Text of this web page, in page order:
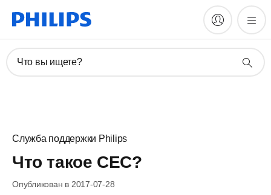
Что вы ищете?
Служба поддержки Philips
Что такое CEC?
Опубликован в 2017-07-28